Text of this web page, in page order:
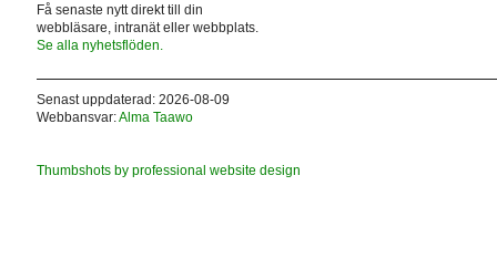
Få senaste nytt direkt till din
webbläsare, intranät eller webbplats.
Se alla nyhetsflöden.
Senast uppdaterad: 2026-08-09
Webbansvar:Alma Taawo
Thumbshots by professional website design